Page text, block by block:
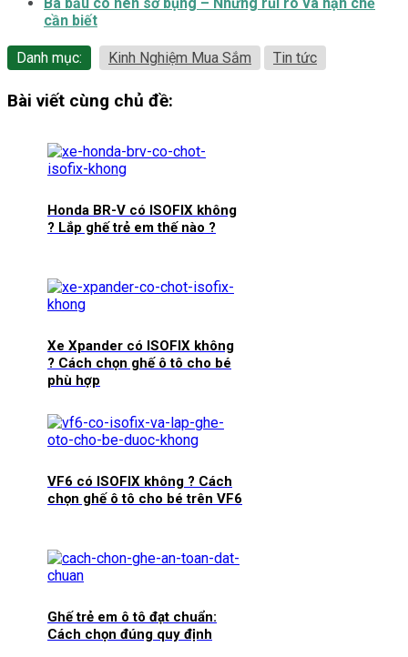
Bà bầu có nên sờ bụng – Những rủi ro và hạn chế
cần biết
Danh mục: Kinh Nghiệm Mua Sắm Tin tức
Bài viết cùng chủ đề:
Honda BR-V có ISOFIX không
? Lắp ghế trẻ em thế nào ?
Xe Xpander có ISOFIX không
? Cách chọn ghế ô tô cho bé
phù hợp
VF6 có ISOFIX không ? Cách
chọn ghế ô tô cho bé trên VF6
Ghế trẻ em ô tô đạt chuẩn:
Cách chọn đúng quy định